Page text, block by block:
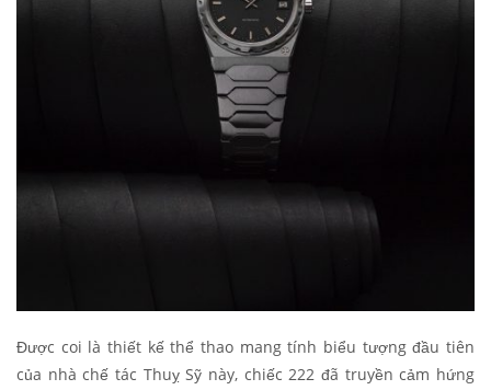
Được coi là thiết kế thể thao mang tính biểu tượng đầu tiên
của nhà chế tác Thuỵ Sỹ này, chiếc 222 đã truyền cảm hứng